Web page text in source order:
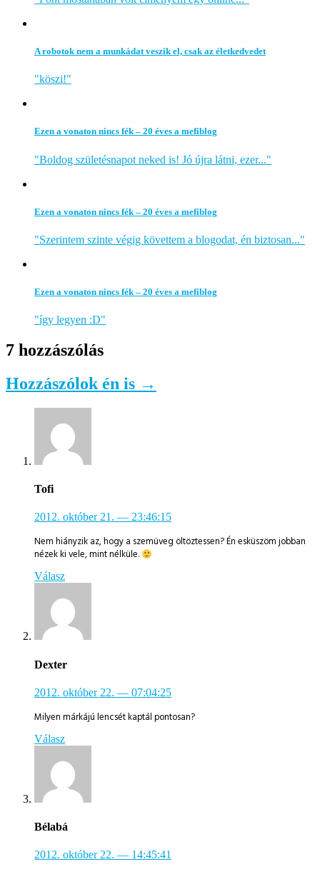
A robotok nem a munkádat veszik el, csak az életkedvedet
"köszi!"
Ezen a vonaton nincs fék – 20 éves a mefiblog
"Boldog születésnapot neked is! Jó újra látni, ezer..."
Ezen a vonaton nincs fék – 20 éves a mefiblog
"Szerintem szinte végig követtem a blogodat, én biztosan..."
Ezen a vonaton nincs fék – 20 éves a mefiblog
"így legyen :D"
7 hozzászólás
Hozzászólok én is →
Tofi
2012. október 21. — 23:46:15
Nem hiányzik az, hogy a szemüveg öltöztessen? Én esküszöm jobban
nézek ki vele, mint nélküle.
Válasz
Dexter
2012. október 22. — 07:04:25
Milyen márkájú lencsét kaptál pontosan?
Válasz
Bélabá
2012. október 22. — 14:45:41